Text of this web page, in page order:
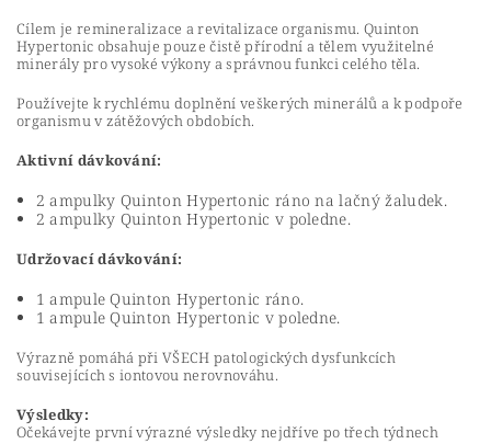
Cílem je remineralizace a revitalizace organismu. Quinton
Hypertonic obsahuje pouze čistě přírodní a tělem využitelné
minerály pro vysoké výkony a správnou funkci celého těla.
Používejte k rychlému doplnění veškerých minerálů a k podpoře
organismu v zátěžových obdobích.
Aktivní dávkování:
2 ampulky Quinton Hypertonic ráno na lačný žaludek.
2 ampulky Quinton Hypertonic v poledne.
Udržovací dávkování:
1 ampule Quinton Hypertonic ráno.
1 ampule Quinton Hypertonic v poledne.
Výrazně pomáhá při VŠECH patologických dysfunkcích
souvisejících s iontovou nerovnováhu.
Výsledky:
Očekávejte první výrazné výsledky nejdříve po třech týdnech